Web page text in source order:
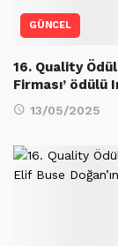
GÜNCEL
16. Quality
Firması’ ödülü
13/05/2025